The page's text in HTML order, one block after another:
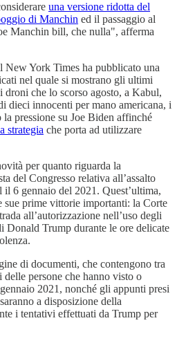
una versione ridotta del
di Manchin ed il passaggio al
Manchin bill, che nulla", afferma
New York Times ha pubblicato una
nel quale si mostrano gli ultimi
droni che lo scorso agosto, a Kabul,
dieci innocenti per mano americana, i
pressione su Joe Biden affinché
strategia che porta ad utilizzare
per quanto riguarda la
del Congresso relativa all’assalto
6 gennaio del 2021. Quest’ultima,
sue prime vittorie importanti: la Corte
all’autorizzazione nell’uso degli
Donald Trump durante le ore delicate
di documenti, che contengono tra
delle persone che hanno visto o
2021, nonché gli appunti presi
a disposizione della
i tentativi effettuati da Trump per